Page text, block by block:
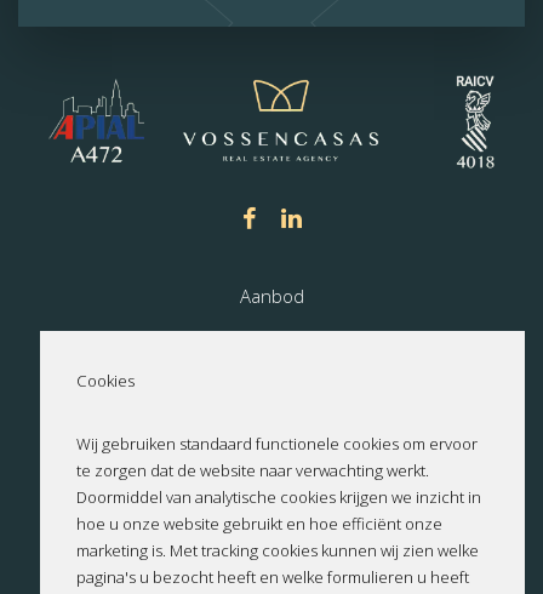
Aanbod
Contact
Privacyverklaring
Cookies
Wij gebruiken standaard functionele cookies om ervoor
te zorgen dat de website naar verwachting werkt.
Doormiddel van analytische cookies krijgen we inzicht in
hoe u onze website gebruikt en hoe efficiënt onze
marketing is. Met tracking cookies kunnen wij zien welke
pagina's u bezocht heeft en welke formulieren u heeft